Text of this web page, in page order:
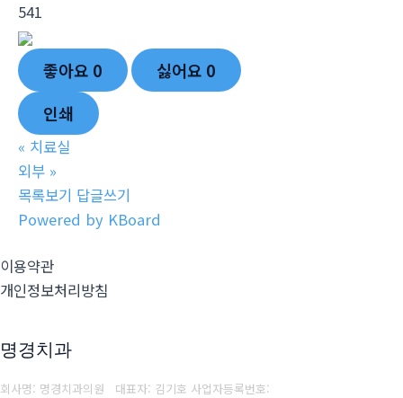
541
좋아요 0 싫어요 0
인쇄
« 치료실
외부 »
목록보기 답글쓰기
Powered by KBoard
이용약관
개인정보처리방침
명경치과
회사명: 명경치과의원 대표자: 김기호 사업자등록번호: